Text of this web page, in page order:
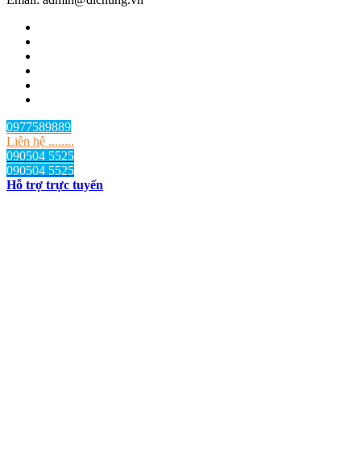
0977589889
Liên hệ ........
090504 5525
090504 5525
Hỗ trợ trực tuyến